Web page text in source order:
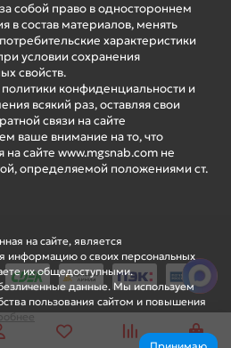
на сайте, является
информацию о своих персональных
их общедоступными.
данные. Мы используем
пользования сайтом и повышения
собой право в одностороннем
в состав материалов, менять
характеристики
условии сохранения
свойств.
конфиденциальности и
всякий раз, оставляя свои
связи на сайте
ваше внимание на то, что
сайте www.mgsnab.com не
определяемой положениями ст.